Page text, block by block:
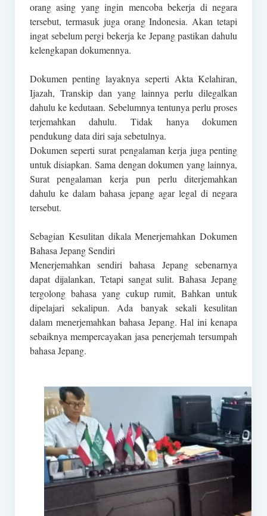
orang asing yang ingin mencoba bekerja di negara
tersebut, termasuk juga orang Indonesia. Akan tetapi
ingat sebelum pergi bekerja ke Jepang pastikan dahulu
kelengkapan dokumennya.
Dokumen penting layaknya seperti Akta Kelahiran,
Ijazah, Transkip dan yang lainnya perlu dilegalkan
dahulu ke kedutaan. Sebelumnya tentunya perlu proses
terjemahkan dahulu. Tidak hanya dokumen
pendukung data diri saja sebetulnya.
Dokumen seperti surat pengalaman kerja juga penting
untuk disiapkan. Sama dengan dokumen yang lainnya,
Surat pengalaman kerja pun perlu diterjemahkan
dahulu ke dalam bahasa jepang agar legal di negara
tersebut.
Sebagian Kesulitan dikala Menerjemahkan Dokumen
Bahasa Jepang Sendiri
Menerjemahkan sendiri bahasa Jepang sebenarnya
dapat dijalankan, Tetapi sangat sulit. Bahasa Jepang
tergolong bahasa yang cukup rumit, Bahkan untuk
dipelajari sekalipun. Ada banyak sekali kesulitan
dalam menerjemahkan bahasa Jepang. Hal ini kenapa
sebaiknya mempercayakan jasa penerjemah tersumpah
bahasa Jepang.